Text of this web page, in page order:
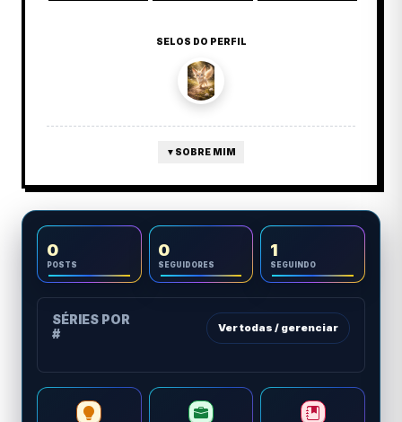
SELOS DO PERFIL
▼ SOBRE MIM
0
POSTS
0
SEGUIDORES
1
SEGUINDO
SÉRIES POR
#
Ver todas / gerenciar